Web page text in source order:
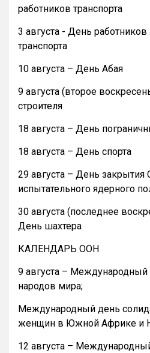
работников транспорта
3 августа - День
транспорта
10 августа – День Абая
9 августа (второе
строителя
18 августа – День
18 августа – День спорта
29 августа – День закрытия
испытательного ядерного
30 августа (последнее
День шахтера
КАЛЕНДАРЬ ООН
9 августа –
народов мира;
Международный день
женщин в Южной Африке и
12 августа –